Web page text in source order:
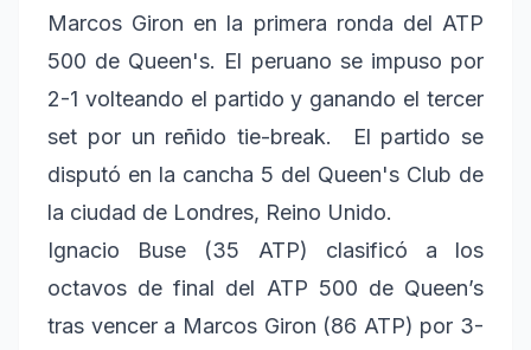
Marcos Giron en la primera ronda del ATP
500 de Queen's. El peruano se impuso por
2-1 volteando el partido y ganando el tercer
set por un reñido tie-break. El partido se
disputó en la cancha 5 del Queen's Club de
la ciudad de Londres, Reino Unido.
Ignacio Buse (35 ATP) clasificó a los
octavos de final del ATP 500 de Queen’s
tras vencer a Marcos Giron (86 ATP) por 3-